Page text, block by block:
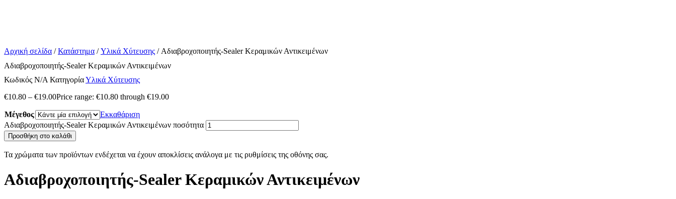
Αρχική σελίδα /Κατάστημα /Υλικά Χύτευσης / Αδιαβροχοποιητής-Sealer Κεραμικών Αντικειμένων
Αδιαβροχοποιητής-Sealer Κεραμικών Αντικειμένων
Κωδικός N/AΚατηγορίαΥλικά Χύτευσης
€10.80 – €19.00Price range: €10.80 through €19.00
Μέγεθος
Εκκαθάριση
Αδιαβροχοποιητής-Sealer Κεραμικών Αντικειμένων ποσότητα
Προσθήκη στο καλάθι
Τα χρώματα των προϊόντων ενδέχεται να έχουν αποκλίσεις ανάλογα με τις ρυθμίσεις της οθόνης σας.
Αδιαβροχοποιητής-Sealer Κεραμικών Αντικειμένων